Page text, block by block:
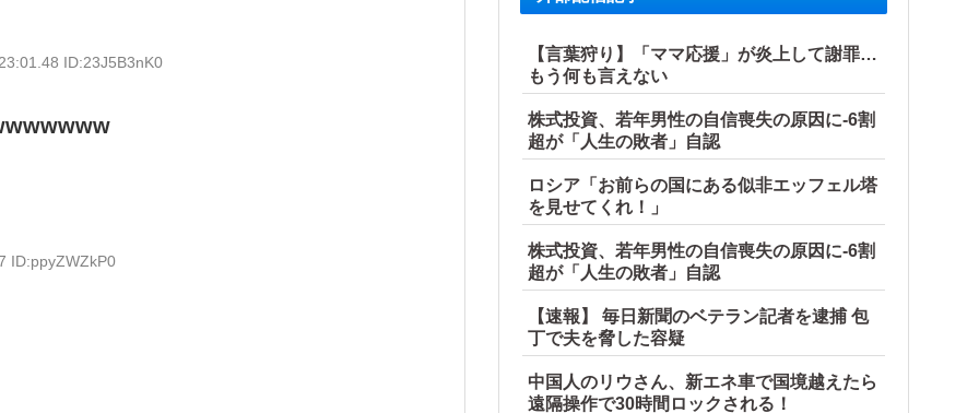
ID:23J5B3nK0
ID:ppyZWZkP0
【言葉狩り】「ママ応援」が炎上して謝罪…
もう何も言えない
株式投資、若年男性の自信喪失の原因に-6割
超が「人生の敗者」自認
ロシア「お前らの国にある似非エッフェル塔
を見せてくれ！」
株式投資、若年男性の自信喪失の原因に-6割
超が「人生の敗者」自認
【速報】 毎日新聞のベテラン記者を逮捕 包
丁で夫を脅した容疑
中国人のリウさん、新エネ車で国境越えたら
遠隔操作で30時間ロックされる！